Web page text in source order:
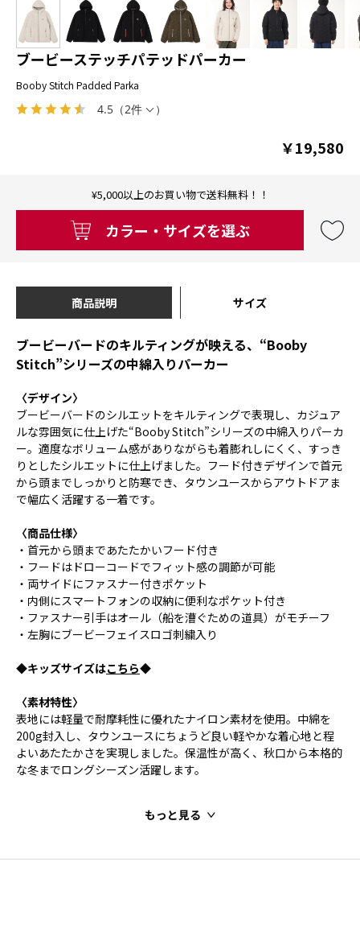
4.5 （2件 ）
ブービーステッチパテッドパーカー
Booby Stitch Padded Parka
￥19,580
¥5,000以上のお買い物で送料無料！！
カラー・サイズを選ぶ
商品説明 サイズ
ブービーバードのキルティングが映える、“Booby
Stitch”シリーズの中綿入りパーカー
〈デザイン〉
ブービーバードのシルエットをキルティングで表現し、カジュア
ルな雰囲気に仕上げた“Booby Stitch”シリーズの中綿入りパーカ
ー。適度なボリューム感がありながらも着膨れしにくく、すっき
りとしたシルエットに仕上げました。フード付きデザインで首元
から頭までしっかりと防寒でき、タウンユースからアウトドアま
で幅広く活躍する一着です。
〈商品仕様〉
・首元から頭まであたたかいフード付き
・フードはドローコードでフィット感の調節が可能
・両サイドにファスナー付きポケット
・内側にスマートフォンの収納に便利なポケット付き
・ファスナー引手はオール（船を漕ぐための道具）がモチーフ
・左胸にブービーフェイスロゴ刺繍入り
◆キッズサイズはこちら◆
〈素材特性〉
表地には軽量で耐摩耗性に優れたナイロン素材を使用。中綿を
200g封入し、タウンユースにちょうど良い軽やかな着心地と程
よいあたたかさを実現しました。保温性が高く、秋口から本格的
な冬までロングシーズン活躍します。
もっと見る